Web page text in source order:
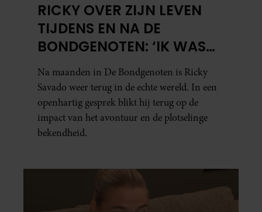
RICKY OVER ZIJN LEVEN
TIJDENS EN NA DE
BONDGENOTEN: ‘IK WAS
MENTAAL EN FYSIEK
UITGEPUT’
Na maanden in De Bondgenoten is Ricky
Savado weer terug in de echte wereld. In een
openhartig gesprek blikt hij terug op de
impact van het avontuur en de plotselinge
bekendheid.